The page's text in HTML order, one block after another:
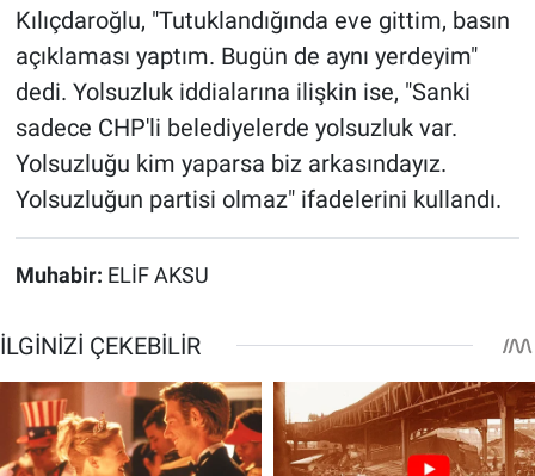
Kılıçdaroğlu, "Tutuklandığında eve gittim, basın
açıklaması yaptım. Bugün de aynı yerdeyim"
dedi. Yolsuzluk iddialarına ilişkin ise, "Sanki
sadece CHP'li belediyelerde yolsuzluk var.
Yolsuzluğu kim yaparsa biz arkasındayız.
Yolsuzluğun partisi olmaz" ifadelerini kullandı.
Muhabir: ELİF AKSU